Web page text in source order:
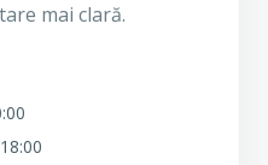
mai clară.